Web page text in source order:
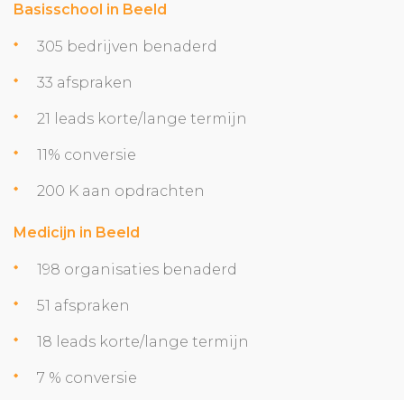
Basisschool in Beeld
305 bedrijven benaderd
33 afspraken
21 leads korte/lange termijn
11% conversie
200 K aan opdrachten
Medicijn in Beeld
198 organisaties benaderd
51 afspraken
18 leads korte/lange termijn
7 % conversie